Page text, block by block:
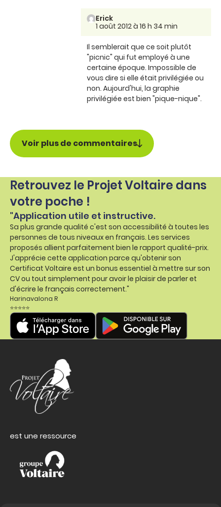
Erick
1 août 2012 à 16 h 34 min
Il semblerait que ce soit plutôt
"picnic" qui fut employé à une
certaine époque. Impossible de
vous dire si elle était privilégiée ou
non. Aujourd'hui, la graphie
privilégiée est bien "pique-nique".
Voir plus de commentaires
Retrouvez le Projet Voltaire dans
votre poche !
"Application utile et instructive.
Sa plus grande qualité c'est son accessibilité à toutes les
personnes de tous niveaux en français. Les services
proposés allient parfaitement bien le rapport qualité-prix.
J'apprécie cette application parce qu'obtenir son
Certificat Voltaire est un bonus essentiel à mettre sur son
CV ou tout simplement pour avoir le plaisir de parler et
d'écrire le français correctement."
Harinavalona R
⭐⭐⭐⭐⭐
est une ressource